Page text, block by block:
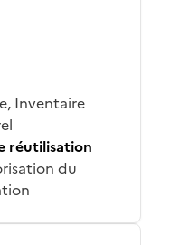
Inventaire
réutilisation
du